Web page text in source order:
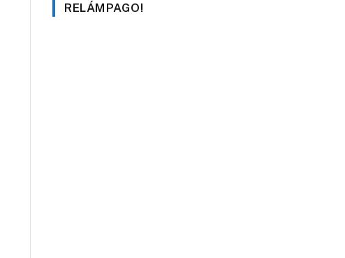
RELÁMPAGO!